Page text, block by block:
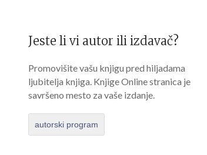
Jeste li vi autor ili izdavač?
Promovišite vašu knjigu pred hiljadama
ljubitelja knjiga. Knjige Online stranica je
savršeno mesto za vaše izdanje.
autorski program